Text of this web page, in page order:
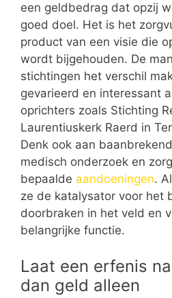
een geldbedrag dat opzij
goed doel. Het is het
product van een visie die
wordt bijgehouden. De
stichtingen het verschil
gevarieerd en interessant
oprichters zoals Stichting
Laurentiuskerk Raerd in
Denk ook aan
medisch onderzoek en
bepaalde aandoeningen.
ze de katalysator voor het
doorbraken in het veld en
belangrijke functie.
Laat een erfenis
dan geld alleen